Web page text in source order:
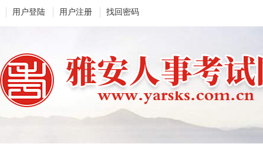
用户登陆 用户注册 找回密码